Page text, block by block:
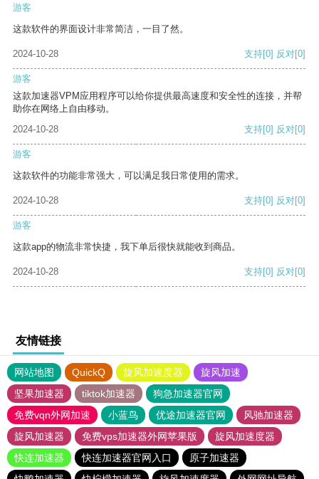
游客
这款软件的界面设计非常简洁，一目了然。
2024-10-28 支持[0] 反对[0]
游客
这款加速器VPM应用程序可以给你提供最高速度和安全性的连接，并帮
助你在网络上自由移动。
2024-10-28
支持[0] 反对[0]
游客
这款软件的功能非常强大，可以满足我日常使用的需求。
2024-10-28 支持[0] 反对[0]
游客
这款app的物流非常快捷，我下单后很快就能收到商品。
2024-10-28 支持[0] 反对[0]
友情链接
网站地图 QuickQ 旋风加速度器
旋风加速
坚果加速器
tiktok加速器
狗急加速器官网
免费vqn外网加速
小蓝鸟 优途加速器官网
风驰加速器
旋风加速器
免费vps加速器外网苹果版
旋风加速度器
快连加速器
快连加速器官网入口
原子加速器